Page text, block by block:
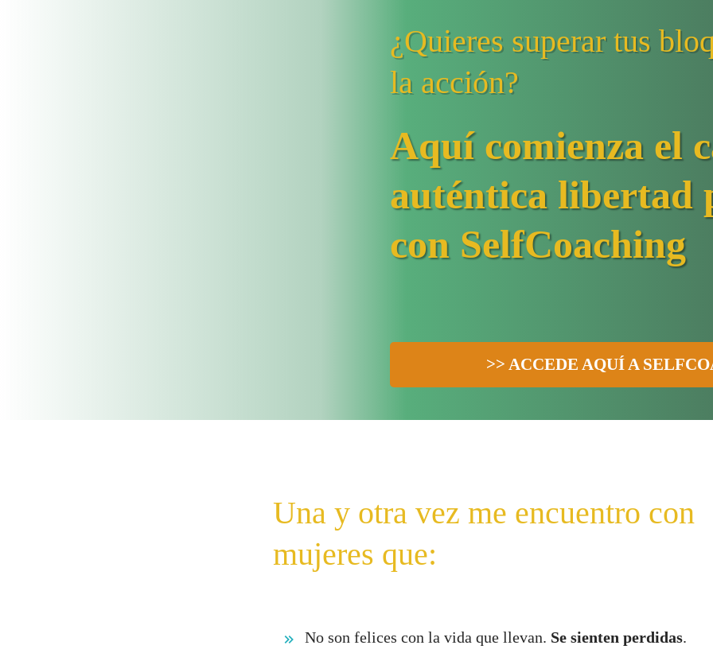
¿Quieres superar tus
la acción?
Aquí comienza el
auténtica libertad
con SelfCoaching
>> ACCEDE AQUÍ A
Una y otra vez me encuentro con
mujeres que:
No son felices con la vida que llevan. Se sienten perdidas.